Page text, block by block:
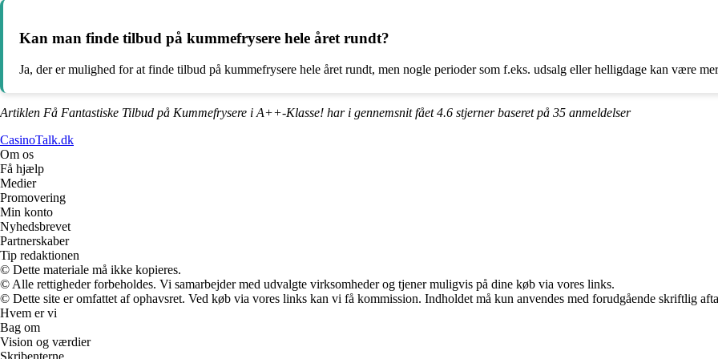
Kan man finde tilbud på kummefrysere hele året rundt?
Ja, der er mulighed for at finde tilbud på kummefrysere hele året rundt, men nogle perioder som f.eks. udsalg eller helligdage kan være
Artiklen Få Fantastiske Tilbud på Kummefrysere i A++-Klasse! har i gennemsnit fået4.6 stjerner baseret på 35 anmeldelser
CasinoTalk.dk
Om os
Få hjælp
Medier
Promovering
Min konto
Nyhedsbrevet
Partnerskaber
Tip redaktionen
© Dette materiale må ikke kopieres.
© Alle rettigheder forbeholdes. Vi samarbejder med udvalgte virksomheder og tjener muligvis på dine køb via vores links.
© Dette site er omfattet af ophavsret. Ved køb via vores links kan vi få kommission. Indholdet må kun anvendes med forudgående skriftlig
Hvem er vi
Bag om
Vision og værdier